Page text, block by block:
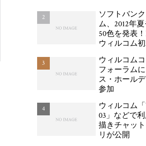
ソフトバン
ム、2012年
50色を発表
ウィルコム
WX04K」が
ウィルコム
フォーラム
ス・ホール
参加
ウィルコム
03」などで
描きチャッ
リが公開